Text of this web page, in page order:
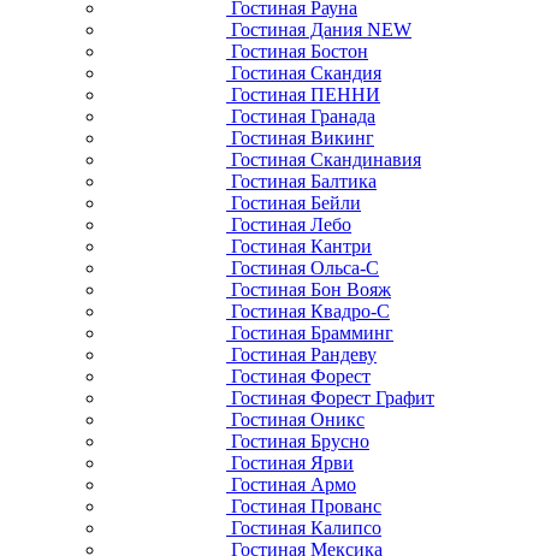
Гостиная Рауна
Гостиная Дания NEW
Гостиная Бостон
Гостиная Скандия
Гостиная ПЕННИ
Гостиная Гранада
Гостиная Викинг
Гостиная Скандинавия
Гостиная Балтика
Гостиная Бейли
Гостиная Лебо
Гостиная Кантри
Гостиная Ольса-С
Гостиная Бон Вояж
Гостиная Квадро-С
Гостиная Брамминг
Гостиная Рандеву
Гостиная Форест
Гостиная Форест Графит
Гостиная Оникс
Гостиная Брусно
Гостиная Ярви
Гостиная Армо
Гостиная Прованс
Гостиная Калипсо
Гостиная Мексика